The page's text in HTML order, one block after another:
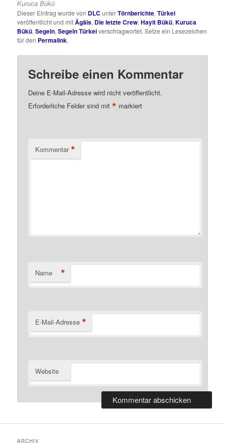
Kuruca Bükü
Dieser Eintrag wurde von DLC unterTörnberichte,Türkei
veröffentlicht und mitÄgäis, Die letzte Crew,Hayit Bükü,Kuruca
Bükü,Segeln,Segeln Türkeiverschlagwortet. Setze ein Lesezeichen
für den Permalink.
Schreibe einen Kommentar
Deine E-Mail-Adresse wird nicht veröffentlicht.
Erforderliche Felder sind mit* markiert
Kommentar *
Name *
E-Mail-Adresse *
Website
ARCHIV